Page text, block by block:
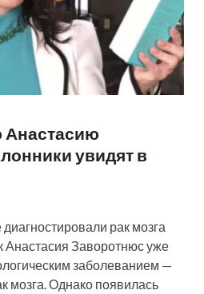
увидят в
рак мозга
Анастасия Заворотнюс уже
заболеванием —
мозга. Однако появилась